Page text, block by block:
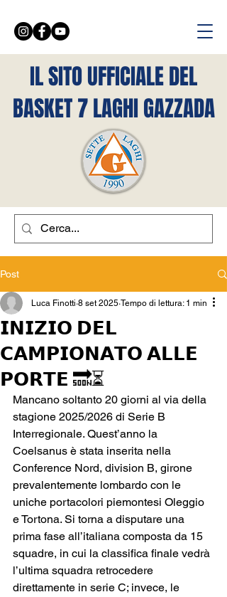
IL SITO UFFICIALE DEL
BASKET 7 LAGHI GAZZADA
Post
𝗜𝗡𝗜𝗭𝗜𝗢 𝗗𝗘𝗟
𝗖𝗔𝗠𝗣𝗜𝗢𝗡𝗔𝗧𝗢 𝗔𝗟𝗟𝗘
𝗣𝗢𝗥𝗧𝗘 🔜⏳
Luca Finotti 8 set 2025 Tempo di lettura: 1 min
Mancano soltanto 20 giorni al via della
stagione 2025/2026 di Serie B
Interregionale. Quest’anno la
Coelsanus è stata inserita nella
Conference Nord, division B, girone
prevalentemente lombardo con le
uniche portacolori piemontesi Oleggio
e Tortona. Si torna a disputare una
prima fase all’italiana composta da 15
squadre, in cui la classifica finale vedrà
l’ultima squadra retrocedere
direttamente in serie C; invece, le